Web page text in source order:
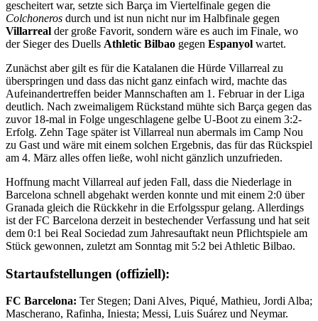
gescheitert war, setzte sich Barça im Viertelfinale gegen die
Colchoneros durch und ist nun nicht nur im Halbfinale gegen
Villarreal der große Favorit, sondern wäre es auch im Finale, wo
der Sieger des Duells Athletic Bilbao gegen Espanyol wartet.
Zunächst aber gilt es für die Katalanen die Hürde Villarreal zu
überspringen und dass das nicht ganz einfach wird, machte das
Aufeinandertreffen beider Mannschaften am 1. Februar in der Liga
deutlich. Nach zweimaligem Rückstand mühte sich Barça gegen das
zuvor 18-mal in Folge ungeschlagene gelbe U-Boot zu einem 3:2-
Erfolg. Zehn Tage später ist Villarreal nun abermals im Camp Nou
zu Gast und wäre mit einem solchen Ergebnis, das für das Rückspiel
am 4. März alles offen ließe, wohl nicht gänzlich unzufrieden.
Hoffnung macht Villarreal auf jeden Fall, dass die Niederlage in
Barcelona schnell abgehakt werden konnte und mit einem 2:0 über
Granada gleich die Rückkehr in die Erfolgsspur gelang. Allerdings
ist der FC Barcelona derzeit in bestechender Verfassung und hat seit
dem 0:1 bei Real Sociedad zum Jahresauftakt neun Pflichtspiele am
Stück gewonnen, zuletzt am Sonntag mit 5:2 bei Athletic Bilbao.
Startaufstellungen (offiziell):
FC Barcelona: Ter Stegen; Dani Alves, Piqué, Mathieu, Jordi Alba;
Mascherano, Rafinha, Iniesta; Messi, Luis Suárez und Neymar.